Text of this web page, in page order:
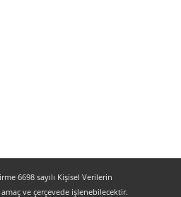
6698 sayılı Kişisel Verilerin
amaç ve çerçevede işlenebilecektir.